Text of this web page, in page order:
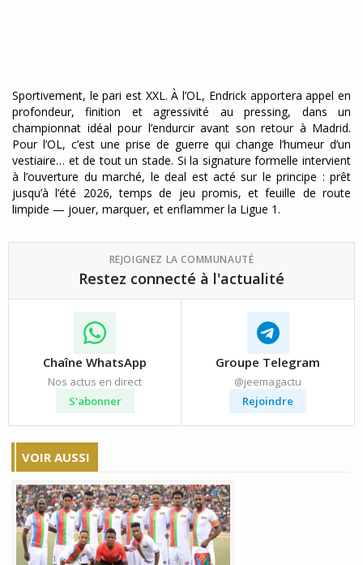
Sportivement, le pari est XXL. À l’OL, Endrick apportera appel en
profondeur, finition et agressivité au pressing, dans un
championnat idéal pour l’endurcir avant son retour à Madrid.
Pour l’OL, c’est une prise de guerre qui change l’humeur d’un
vestiaire… et de tout un stade. Si la signature formelle intervient
à l’ouverture du marché, le deal est acté sur le principe : prêt
jusqu’à l’été 2026, temps de jeu promis, et feuille de route
limpide — jouer, marquer, et enflammer la Ligue 1.
REJOIGNEZ LA COMMUNAUTÉ
Restez connecté à l'actualité
Chaîne WhatsApp
Nos actus en direct
S'abonner
Groupe Telegram
@jeemagactu
Rejoindre
VOIR AUSSI